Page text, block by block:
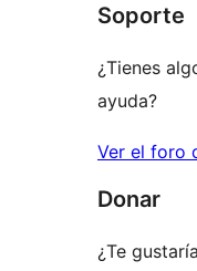
estrellas
Soporte
¿Tienes
ayuda?
Ver el foro
Donar
¿Te